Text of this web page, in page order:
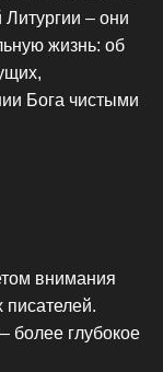
– они
жизнь: об
Бога чистыми
внимания
писателей.
более глубокое